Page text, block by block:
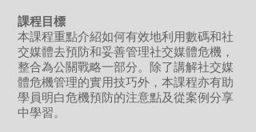
課程目標
本課程重點介紹如何有效地利用數碼和社
交媒體去預防和妥善管理社交媒體危機，
整合為公關戰略一部分。除了講解社交媒
體危機管理的實用技巧外，本課程亦有助
學員明白危機預防的注意點及從案例分享
中學習。